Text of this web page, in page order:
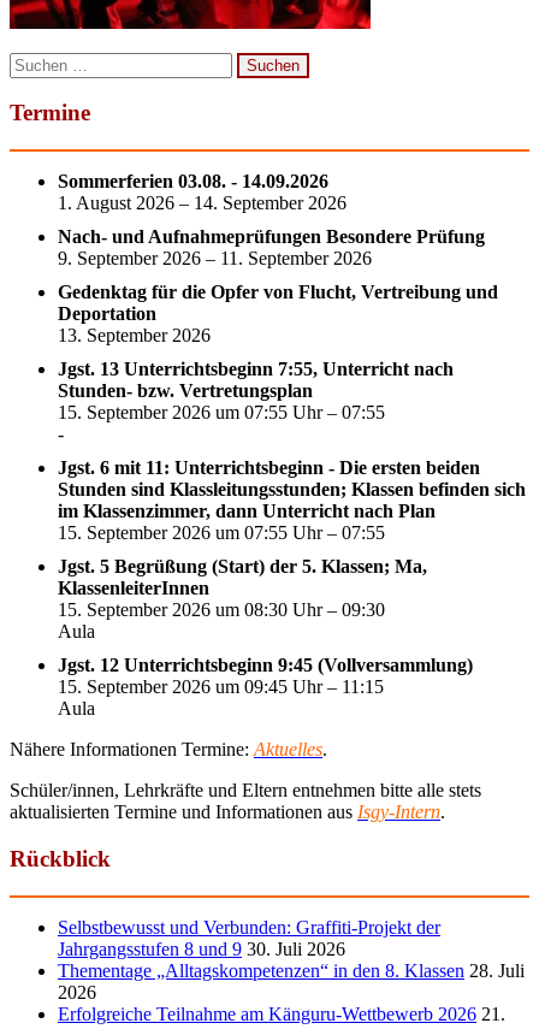
Suchen
nach:
Termine
Sommerferien 03.08. - 14.09.2026
1. August 2026 – 14. September 2026
Nach- und Aufnahmeprüfungen Besondere Prüfung
9. September 2026 – 11. September 2026
Gedenktag für die Opfer von Flucht, Vertreibung und
Deportation
13. September 2026
Jgst. 13 Unterrichtsbeginn 7:55, Unterricht nach
Stunden- bzw. Vertretungsplan
15. September 2026 um 07:55 Uhr – 07:55
-
Jgst. 6 mit 11: Unterrichtsbeginn - Die ersten beiden
Stunden sind Klassleitungsstunden; Klassen befinden sich
im Klassenzimmer, dann Unterricht nach Plan
15. September 2026 um 07:55 Uhr – 07:55
Jgst. 5 Begrüßung (Start) der 5. Klassen; Ma,
KlassenleiterInnen
15. September 2026 um 08:30 Uhr – 09:30
Aula
Jgst. 12 Unterrichtsbeginn 9:45 (Vollversammlung)
15. September 2026 um 09:45 Uhr – 11:15
Aula
Nähere Informationen Termine: Aktuelles.
Schüler/innen, Lehrkräfte und Eltern entnehmen bitte alle stets
aktualisierten Termine und Informationen aus Isgy-Intern.
Rückblick
Selbstbewusst und Verbunden: Graffiti-Projekt der
Jahrgangsstufen 8 und 9 30. Juli 2026
Thementage „Alltagskompetenzen“ in den 8. Klassen 28. Juli
2026
Erfolgreiche Teilnahme am Känguru-Wettbewerb 2026 21.